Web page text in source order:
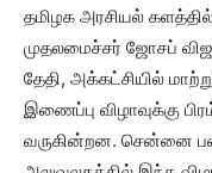
தமிழக அரசியல் களத்தில்
முதலமைச்சர் ஜோசப்
தேதி, அக்கட்சியில்
இணைப்பு விழாவுக்கு
வருகின்றன. சென்னை